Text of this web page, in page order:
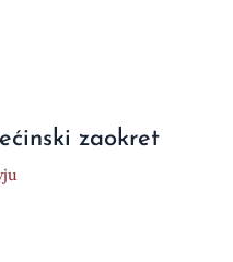
zaokret